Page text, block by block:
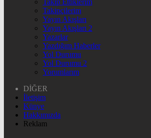
Takip Ettiklerim
Takipçilerim
Yayın Akışları
Yayın Akışları 2
Yazarlar
Yazdığım Haberler
Yol Durumu
Yol Durumu 2
Yorumlarım
DİĞER
İletişim
Künye
Hakkımızda
Reklam